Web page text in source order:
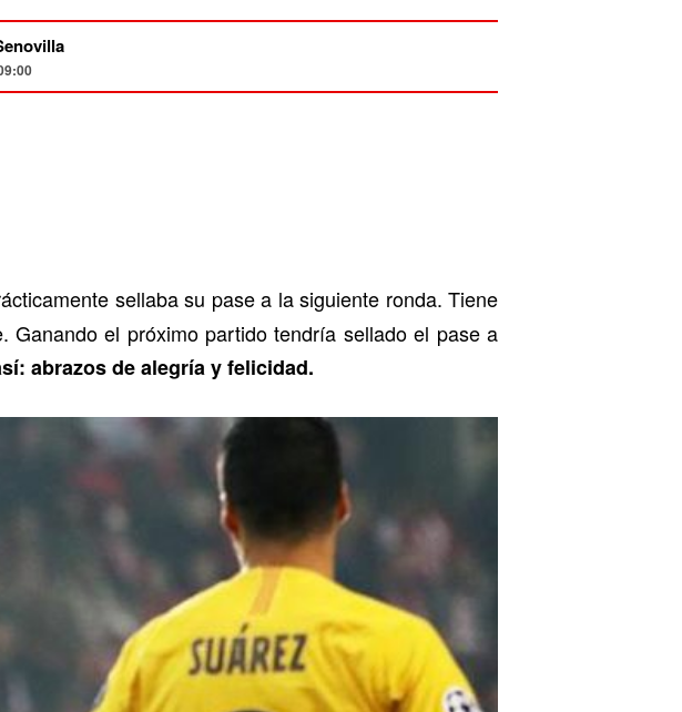
sellaba su pase a la siguiente ronda. Tiene
Ganando el próximo partido tendría sellado el pase a
abrazos de alegría y felicidad.